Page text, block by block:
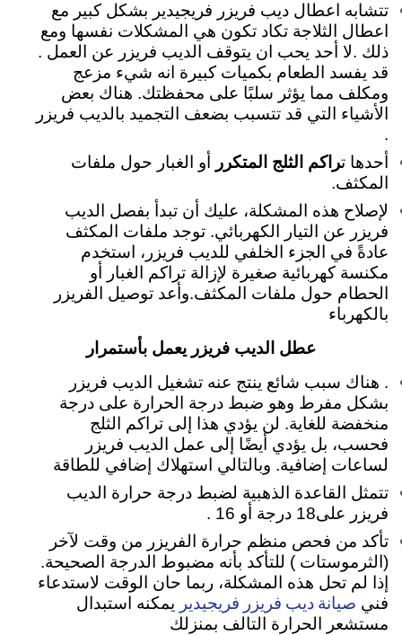
تتشابه اعطال ديب فريزر فريجيدير بشكل كبير مع
اعطال الثلاجة تكاد تكون هي المشكلات نفسها ومع
ذلك .لا أحد يحب ان يتوقف الديب فريزر عن العمل .
قد يفسد الطعام بكميات كبيرة انه شيء مزعج
ومكلف مما يؤثر سلبًا على محفظتك. هناك بعض
الأشياء التي قد تتسبب بضعف التجميد بالديب فريزر
.
أحدها تراكم الثلج المتكرر
أو الغبار حول ملفات
المكثف.
لإصلاح هذه المشكلة، عليك أن تبدأ بفصل الديب
فريزر عن التيار الكهربائي. توجد ملفات المكثف
عادةً في الجزء الخلفي للديب فريزر، استخدم
مكنسة كهربائية صغيرة لإزالة تراكم الغبار أو
الحطام حول ملفات المكثف.وأعد توصيل الفريزر
بالكهرباء
عطل الديب فريزر يعمل بأستمرار
. هناك سبب شائع ينتج عنه تشغيل الديب فريزر
بشكل مفرط وهو ضبط درجة الحرارة على درجة
منخفضة للغاية. لن يؤدي هذا إلى تراكم الثلج
فحسب، بل يؤدي أيضًا إلى عمل الديب فريزر
لساعات إضافية. وبالتالي استهلاك إضافي للطاقة
تتمثل القاعدة الذهبية لضبط درجة حرارة الديب
فريزر على18 درجة أو 16 .
تأكد من فحص منظم حرارة الفريزر من وقت لآخر
(الثرموستات ) للتأكد بأنه مضبوط الدرجة الصحيحة.
إذا لم تحل هذه المشكلة، ربما حان الوقت لاستدعاء
فني صيانة ديب فريزر فريجيدير يمكنه استبدال
مستشعر الحرارة التالف بمنزلك